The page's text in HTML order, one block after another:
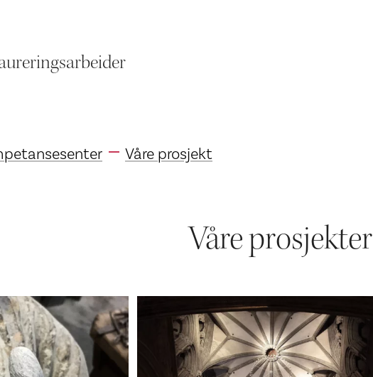
Våre prosjekt
Våre prosjekter